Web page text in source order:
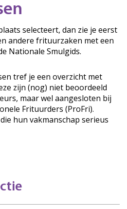
selecteert, dan zie je eerst
andere frituurzaken met een
Nationale Smulgids.
tref je een overzicht met
zijn (nog) niet beoordeeld
maar wel aangesloten bij
Frituurders (ProFri).
hun vakmanschap serieus